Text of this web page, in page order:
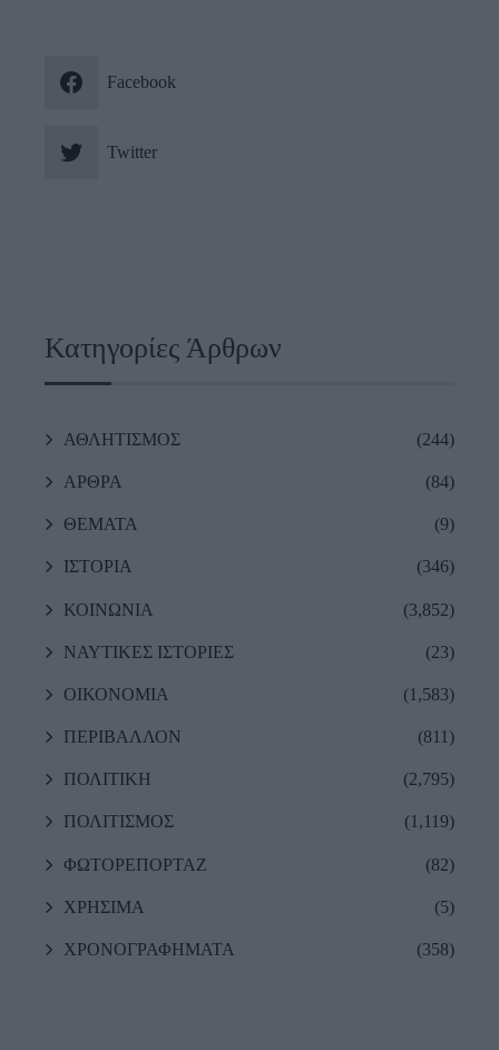
Facebook
Twitter
Κατηγορίες Άρθρων
ΑΘΛΗΤΙΣΜΟΣ (244)
ΑΡΘΡΑ (84)
ΘΕΜΑΤΑ (9)
ΙΣΤΟΡΙΑ (346)
ΚΟΙΝΩΝΙΑ (3,852)
ΝΑΥΤΙΚΕΣ ΙΣΤΟΡΙΕΣ (23)
ΟΙΚΟΝΟΜΙΑ (1,583)
ΠΕΡΙΒΑΛΛΟΝ (811)
ΠΟΛΙΤΙΚΗ (2,795)
ΠΟΛΙΤΙΣΜΟΣ (1,119)
ΦΩΤΟΡΕΠΟΡΤΑΖ (82)
ΧΡΗΣΙΜΑ (5)
ΧΡΟΝΟΓΡΑΦΗΜΑΤΑ (358)